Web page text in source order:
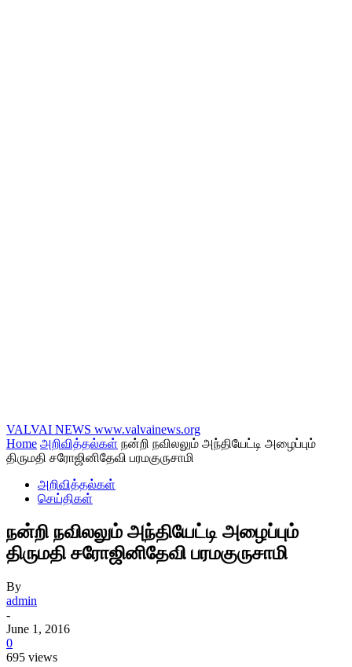
VALVAI NEWS www.valvainews.org
Home அறிவித்தல்கள் நன்றி நவிலலும் அந்தியேட்டி அழைப்பும்
திருமதி சரோஜினிதேவி பரமகுருசாமி
அறிவித்தல்கள்
செய்திகள்
நன்றி நவிலலும் அந்தியேட்டி அழைப்பும்
திருமதி சரோஜினிதேவி பரமகுருசாமி
By
admin
-
June 1, 2016
0
695 views